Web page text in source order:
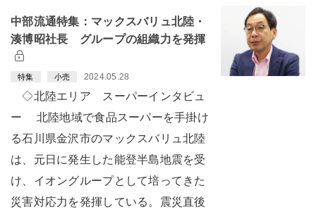
中部流通特集：マックスバリュ北陸・
湊博昭社長 グループの組織力を発揮
特集 小売 2024.05.28
◇北陸エリア スーパーインタビュ
ー 北陸地域で食品スーパーを手掛け
る石川県金沢市のマックスバリュ北陸
は、元日に発生した能登半島地震を受
け、イオングループとして培ってきた
災害対応力を発揮している。震災直後